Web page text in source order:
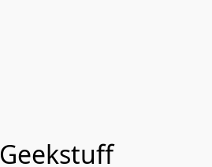
Geekstuff